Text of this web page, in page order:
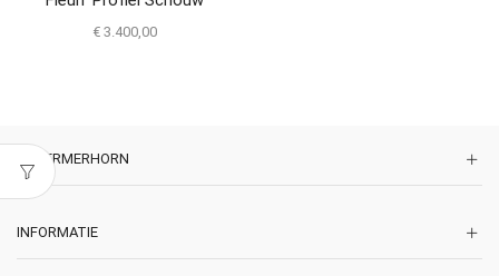
€ 3.400,00
SCHERMERHORN
INFORMATIE